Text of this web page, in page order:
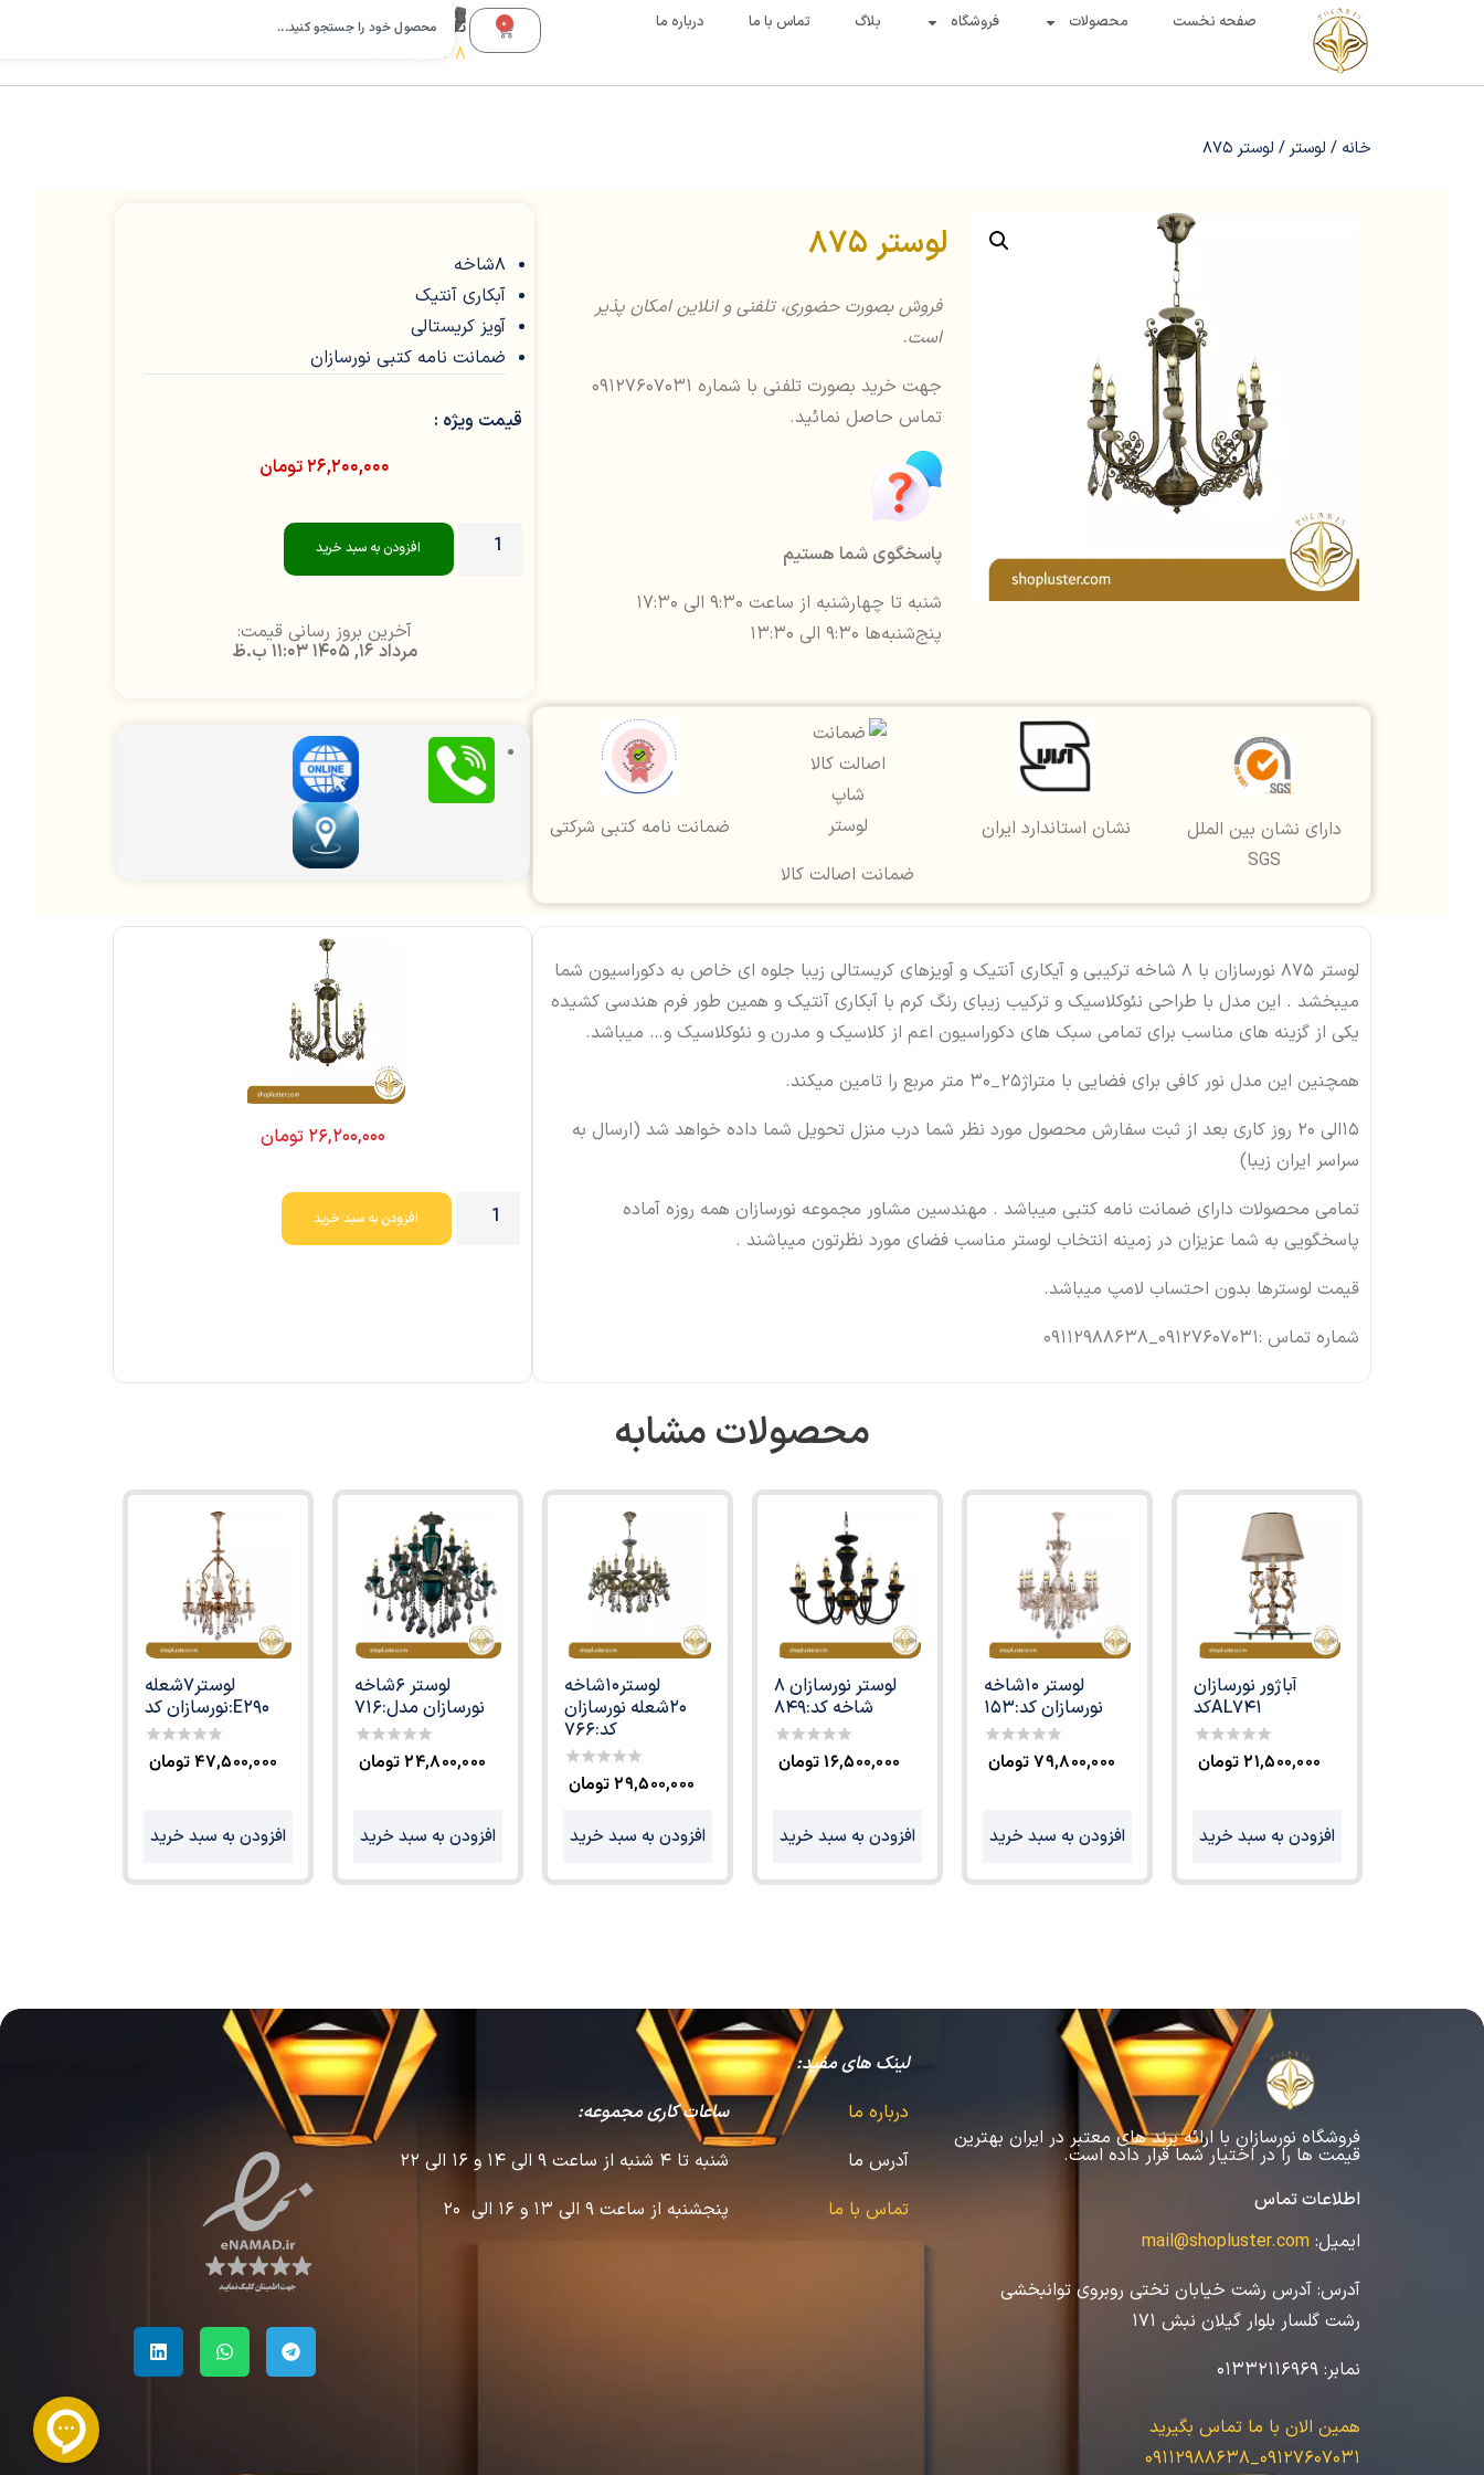
صفحه نخست محصولات فروشگاه بلاگ تماس با ما درباره ما 0 تلفن
تماس:
09112988638
خانه / لوستر / لوستر 875
لوستر 875
فروش بصورت حضوری، تلفنی و انلاین امکان پذیر
است.
جهت خرید بصورت تلفنی با شماره 09127607031
تماس حاصل نمائید.
پاسخگوی شما هستیم
شنبه تا چهارشنبه از ساعت ۹:۳۰ الی ۱۷:۳۰
پنج‌شنبه‌ها ۹:۳۰ الی ۱۳:۳۰
8شاخه
آبکاری آنتیک
آویز کریستالی
ضمانت نامه کتبی نورسازان
قیمت ویژه :
۲۶,۲۰۰,۰۰۰تومان
افزودن به سبد خرید
آخرین بروز رسانی قیمت:
مرداد 16, 1405 11:03 ب.ظ
دارای نشان بین الملل
SGS
نشان استاندارد ایران
ضمانت اصالت کالا
ضمانت نامه کتبی شرکتی
لوستر 875 نورسازان با 8 شاخه ترکیبی و آیکاری آنتیک و آویزهای کریستالی زیبا جلوه ای خاص به دکوراسیون شما
میبخشد . این مدل با طراحی نئوکلاسیک و ترکیب زیبای رنگ کرم با آبکاری آنتیک و همین طور فرم هندسی کشیده
یکی از گزینه های مناسب برای تمامی سبک های دکوراسیون اعم از کلاسیک و مدرن و نئوکلاسیک و… میباشد.
همچنین این مدل نور کافی برای فضایی با متراژ25_30 متر مربع را تامین میکند.
15الی 20 روز کاری بعد از ثبت سفارش محصول مورد نظر شما درب منزل تحویل شما داده خواهد شد (ارسال به
سراسر ایران زیبا)
تمامی محصولات دارای ضمانت نامه کتبی میباشد . مهندسین مشاور مجموعه نورسازان همه روزه آماده
پاسخگویی به شما عزیزان در زمینه انتخاب لوستر مناسب فضای مورد نظرتون میباشند .
قیمت لوسترها بدون احتساب لامپ میباشد.
شماره تماس :09127607031_09112988638
۲۶,۲۰۰,۰۰۰ تومان
افزودن به سبد خرید
محصولات مشابه
لوستر7شعله
نورسازان کد:E290
0
۴۷,۵۰۰,۰۰۰تومان
افزودن به سبد خرید
لوستر 6شاخه
نورسازان مدل:716
0
۲۴,۸۰۰,۰۰۰تومان
افزودن به سبد خرید
لوستر10شاخه
20شعله نورسازان
کد:766
0
5
۲۹,۵۰۰,۰۰۰تومان
افزودن به سبد خرید
لوستر نورسازان 8
شاخه کد:849
0
۱۶,۵۰۰,۰۰۰تومان
افزودن به سبد خرید
لوستر 10شاخه
نورسازان کد:153
0
۷۹,۸۰۰,۰۰۰تومان
افزودن به سبد خرید
آباژور نورسازان
کدAL741
0
۲۱,۵۰۰,۰۰۰تومان
افزودن به سبد خرید
فروشگاه نورسازان با ارائه برند های معتبر در ایران بهترین
قیمت ها را در اختیار شما قرار داده است.
اطلاعات تماس
ایمیل: mail@shopluster.com
آدرس: آدرس رشت خیابان تختی روبروی توانبخشی
رشت گلسار بلوار گیلان نبش 171
نمابر:
همین الان با ما تماس بگیرید
09127607031_09112988638
لینک های مفید:
درباره ما
آدرس ما
تماس با ما
ساعات کاری مجموعه:
شنبه تا 4 شنبه از ساعت 9 الی 14 و 16 الی 22
پنجشنبه از ساعت 9 الی 13 و 16 الی 20